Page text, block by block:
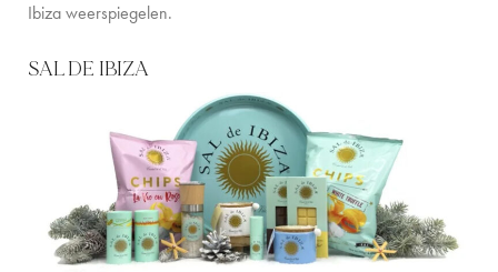
DE EILANDGIDS
NIEUWS
OVER ONS
OVER ONS
VILLA EIGENAREN
Ibiza weerspiegelen.
SAL DE IBIZA